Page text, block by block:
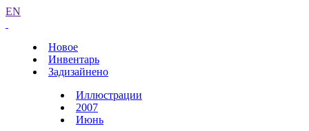
EN
Новое
Инвентарь
Задизайнено
Иллюстрации
2007
Июнь